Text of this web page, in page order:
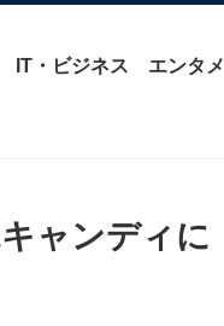
IT・ビジネス エンタメ
ャンディに